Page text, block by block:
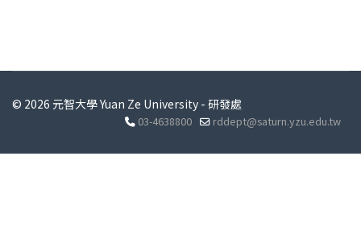
© 2026 元智大學 Yuan Ze University - 研發處
03-4638800 rddept@saturn.yzu.edu.tw